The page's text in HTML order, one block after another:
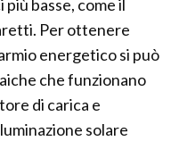
basse, come il
Per ottenere
energetico si può
che funzionano
di carica e
solare